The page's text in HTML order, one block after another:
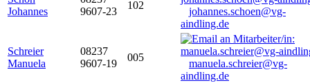
Johannes
9607-23
102
johannes.schoen@vg-
aindling.de
Schreier
Manuela
08237
9607-19
005
manuela.schreier@vg-
aindling.de